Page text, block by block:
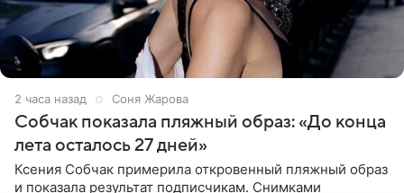
2 часа назад Соня Жарова
Собчак показала пляжный образ: «До конца
лета осталось 27 дней»
Ксения Собчак примерила откровенный пляжный образ
и показала результат подписчикам. Снимками